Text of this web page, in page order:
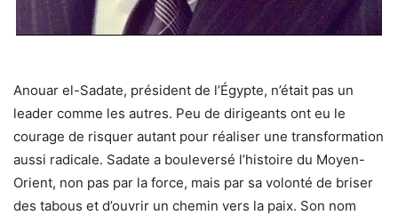
Anouar el-Sadate, président de l’Égypte, n’était pas un
leader comme les autres. Peu de dirigeants ont eu le
courage de risquer autant pour réaliser une transformation
aussi radicale. Sadate a bouleversé l’histoire du Moyen-
Orient, non pas par la force, mais par sa volonté de briser
des tabous et d’ouvrir un chemin vers la paix. Son nom